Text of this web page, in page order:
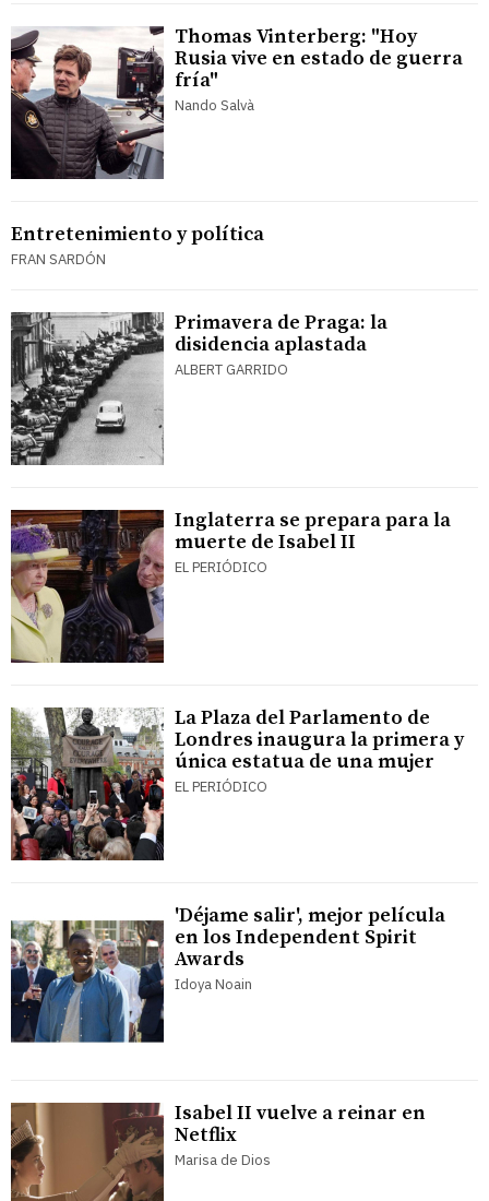
Thomas Vinterberg: "Hoy
Rusia vive en estado de guerra
fría"
Nando Salvà
Entretenimiento y política
FRAN SARDÓN
Primavera de Praga: la
disidencia aplastada
ALBERT GARRIDO
Inglaterra se prepara para la
muerte de Isabel II
EL PERIÓDICO
La Plaza del Parlamento de
Londres inaugura la primera y
única estatua de una mujer
EL PERIÓDICO
'Déjame salir', mejor película
en los Independent Spirit
Awards
Idoya Noain
Isabel II vuelve a reinar en
Netflix
Marisa de Dios